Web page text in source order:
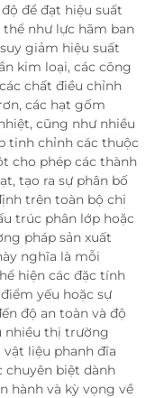
để đạt hiệu suất
như lực hãm ban
giảm hiệu suất
kim loại, các công
chất điều chỉnh
các hạt gốm
cũng như nhiều
tinh chỉnh các thuộc
cho phép các thành
tạo ra sự phân bố
trên toàn bộ chi
trúc phân lớp hoặc
pháp sản xuất
nghĩa là mỗi
hiện các đặc tính
yếu hoặc sự
độ an toàn và độ
nhiều thị trường
liệu phanh đĩa
chuyên biệt dành
hành và kỳ vọng về